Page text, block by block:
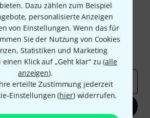
Dazu zählen zum Beispiel
personalisierte Anzeigen
von Einstellungen. Wenn das für
Sie der Nutzung von Cookies
Statistiken und Marketing
Klick auf „Geht klar“ zu (alle
anzeigen).
erteilte Zustimmung jederzeit
Einstellungen (hier) widerrufen.
Newsletter
Newsletter und gewinne mit
50 Gutscheinenüber jeweils50€
Deals Thomann Insights